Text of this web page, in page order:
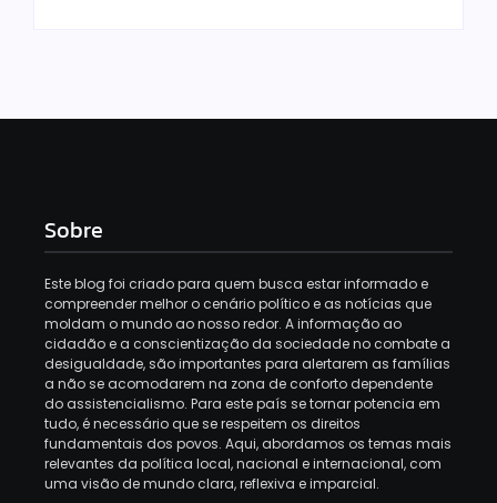
Sobre
Este blog foi criado para quem busca estar informado e
compreender melhor o cenário político e as notícias que
moldam o mundo ao nosso redor. A informação ao
cidadão e a conscientização da sociedade no combate a
desigualdade, são importantes para alertarem as famílias
a não se acomodarem na zona de conforto dependente
do assistencialismo. Para este país se tornar potencia em
tudo, é necessário que se respeitem os direitos
fundamentais dos povos. Aqui, abordamos os temas mais
relevantes da política local, nacional e internacional, com
uma visão de mundo clara, reflexiva e imparcial.